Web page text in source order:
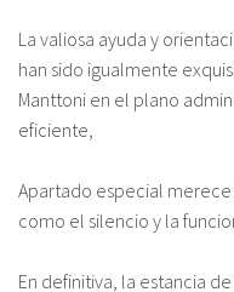
La valiosa ayuda y
han sido igualmente
Manttoni en el plano
eficiente,
Apartado especial
como el silencio y la
En definitiva, la estancia